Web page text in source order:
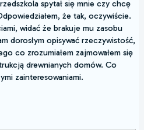
spytał się mnie czy chcę
że tak, oczywiście.
widać że brakuje mu zasobu
dorosłym opisywać rzeczywistość,
co zrozumiałem zajmowałem się
drewnianych domów. Co
zainteresowaniami.